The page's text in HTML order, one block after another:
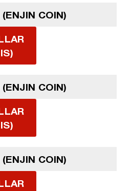
COIN)
COIN)
COIN)